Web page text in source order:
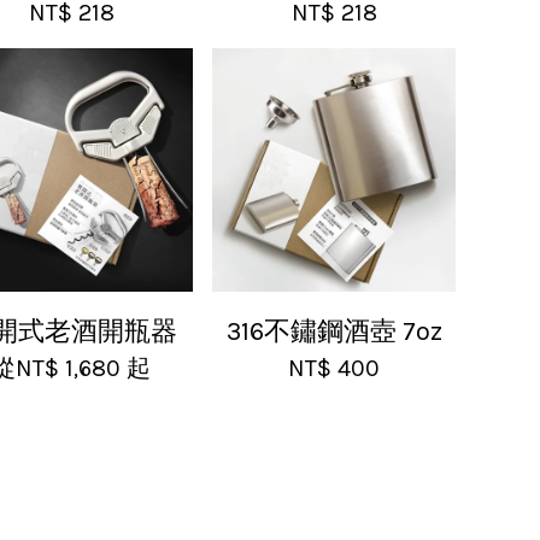
NT$ 218 NT$ 218
式老酒開瓶器
NT$ 1,680 起
316不鏽鋼酒壺 7oz
NT$ 400